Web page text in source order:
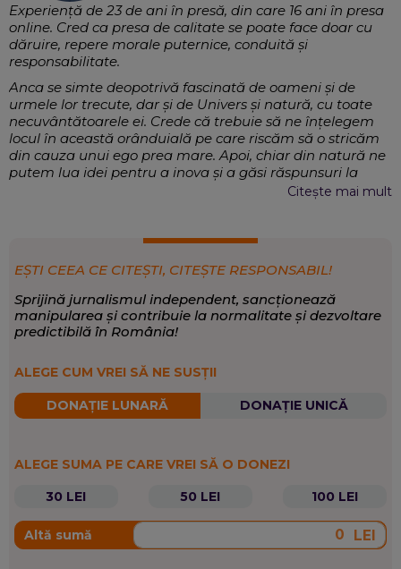
Experiență de 23 de ani în presă, din care 16 ani în presa
online. Cred ca presa de calitate se poate face doar cu
dăruire, repere morale puternice, conduită și
responsabilitate.
Anca se simte deopotrivă fascinată de oameni și de
urmele lor trecute, dar și de Univers și natură, cu toate
necuvântătoarele ei. Crede că trebuie să ne înțelegem
locul în această orânduială pe care riscăm să o stricăm
din cauza unui ego prea mare. Apoi, chiar din natură ne
putem lua idei pentru a inova și a găsi răspunsuri la
multe întrebări. Este interesată de inovație și tehnică, de
EXPERTIZĂ:Externe, Magazin, Sănătate, Mediu, Știință
SCRIE DESPRE: Magazin și știință Sănătate Timp liber
Citește mai mult
EȘTI CEEA CE CITEȘTI, CITEȘTE RESPONSABIL!
Sprijină jurnalismul independent, sancționează
manipularea și contribuie la normalitate și dezvoltare
predictibilă în România!
ALEGE CUM VREI SĂ NE SUSȚII
DONAȚIE LUNARĂ DONAȚIE UNICĂ
ALEGE SUMA PE CARE VREI SĂ O DONEZI
30 LEI
50 LEI 100 LEI
Altă sumă LEI